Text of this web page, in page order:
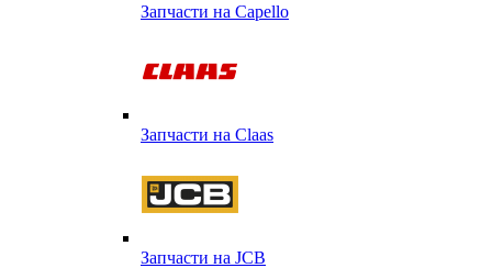
Запчасти на Capello
Запчасти на Сlaas
Запчасти на JCB